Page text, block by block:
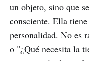
un objeto, sino que
consciente. Ella
personalidad. No es
o "¿Qué necesita la